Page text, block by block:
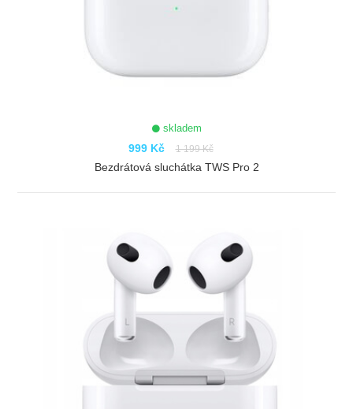
skladem
999 Kč 1 199 Kč
Bezdrátová sluchátka TWS Pro 2